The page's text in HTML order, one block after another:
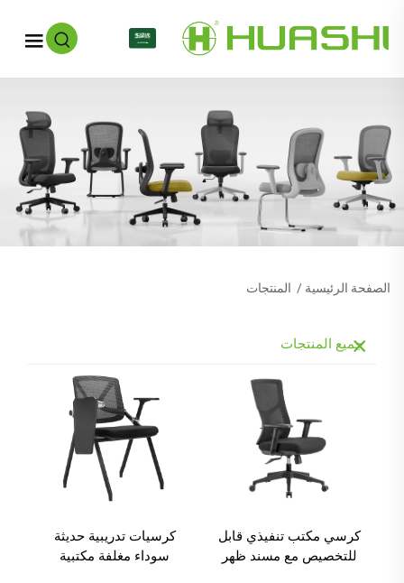
الصفحة الرئيسية / المنتجات
جميع المنتجات
كرسي مكتب تنفيذي قابل
للتخصيص مع مسند ظهر
كرسيات تدريبية حديثة
سوداء مغلفة مكتبية